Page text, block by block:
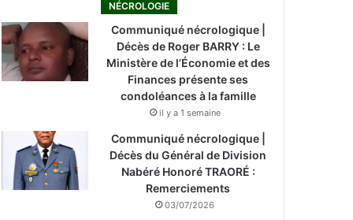
NÉCROLOGIE
Communiqué nécrologique |
Décès de Roger BARRY : Le
Ministère de l’Économie et des
Finances présente ses
condoléances à la famille
il y a 1 semaine
Communiqué nécrologique |
Décès du Général de Division
Nabéré Honoré TRAORÉ :
Remerciements
03/07/2026